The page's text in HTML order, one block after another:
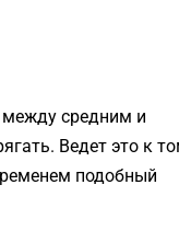
средним и
Ведет это к
подобный